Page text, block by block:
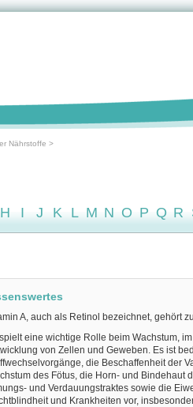
Nährstoffe >
H I J K L M N O P Q R
A, auch als Retinol bezeichnet, gehört
eine wichtige Rolle beim Wachstum,
von Zellen und Geweben. Es ist
die Beschaffenheit der
des Fötus, die Horn- und Bindehaut
und Verdauungstraktes sowie die
und Krankheiten vor,